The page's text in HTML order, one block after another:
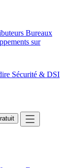
Bureaux
sur
Sécurité & DSI